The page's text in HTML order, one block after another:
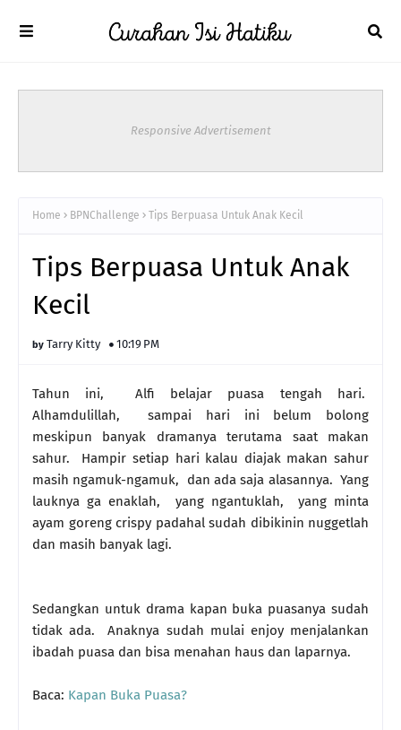
Responsive Advertisement
Home BPNChallenge Tips Berpuasa Untuk Anak Kecil
Tips Berpuasa Untuk Anak
Kecil
Tarry Kitty 10:19 PM
Tahun ini, Alfi belajar puasa tengah hari.
Alhamdulillah, sampai hari ini belum bolong
meskipun banyak dramanya terutama saat makan
sahur. Hampir setiap hari kalau diajak makan sahur
masih ngamuk-ngamuk, dan ada saja alasannya. Yang
lauknya ga enaklah, yang ngantuklah, yang minta
ayam goreng crispy padahal sudah dibikinin nuggetlah
dan masih banyak lagi.
Sedangkan untuk drama kapan buka puasanya sudah
tidak ada. Anaknya sudah mulai enjoy menjalankan
ibadah puasa dan bisa menahan haus dan laparnya.
Baca: Kapan Buka Puasa?